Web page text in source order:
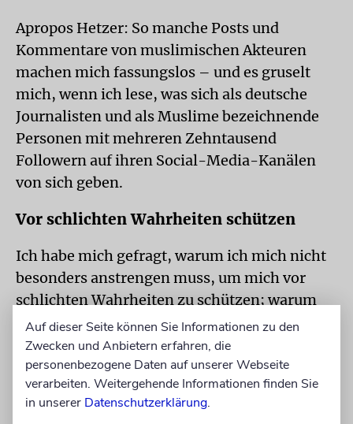
Apropos Hetzer: So manche Posts und
Kommentare von muslimischen Akteuren
machen mich fassungslos – und es gruselt
mich, wenn ich lese, was sich als deutsche
Journalisten und als Muslime bezeichnende
Personen mit mehreren Zehntausend
Followern auf ihren Social-Media-Kanälen
von sich geben.
Vor schlichten Wahrheiten schützen
Ich habe mich gefragt, warum ich mich nicht
besonders anstrengen muss, um mich vor
schlichten Wahrheiten zu schützen; warum
ich als muslimisch sozialisierter Mensch nicht
– wie so viele Muslime – nur empathisch mit
Muslimen in Gaza bin, sondern auch mit
Juden. Dass der 7. Oktober für Juden weltweit
ein Trauma ist, das schreibe ich nicht nur
Auf dieser Seite können Sie Informationen zu den
Zwecken und Anbietern erfahren, die
personenbezogene Daten auf unserer Webseite
verarbeiten. Weitergehende Informationen finden Sie
in unserer Datenschutzerklärung.